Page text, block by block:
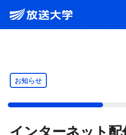
メインコンテンツにスキップ
お知らせ
インターネット配